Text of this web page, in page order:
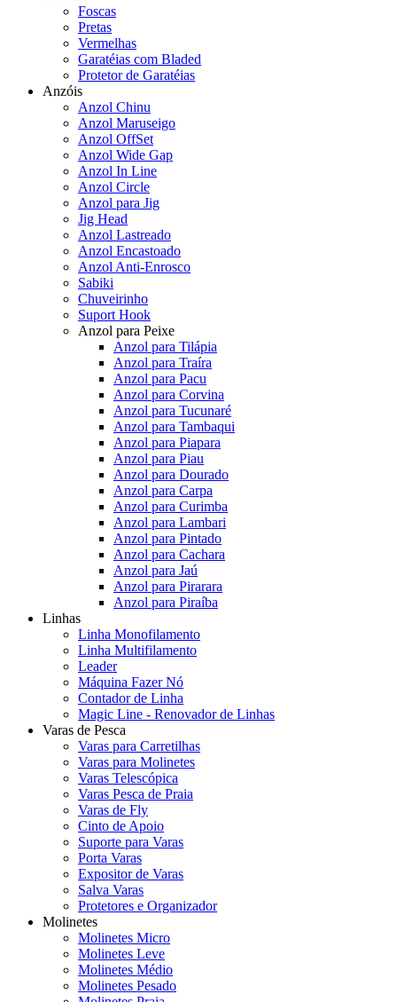
Foscas
Pretas
Vermelhas
Garatéias com Bladed
Protetor de Garatéias
Anzóis
Anzol Chinu
Anzol Maruseigo
Anzol OffSet
Anzol Wide Gap
Anzol In Line
Anzol Circle
Anzol para Jig
Jig Head
Anzol Lastreado
Anzol Encastoado
Anzol Anti-Enrosco
Sabiki
Chuveirinho
Suport Hook
Anzol para Peixe
Anzol para Tilápia
Anzol para Traíra
Anzol para Pacu
Anzol para Corvina
Anzol para Tucunaré
Anzol para Tambaqui
Anzol para Piapara
Anzol para Piau
Anzol para Dourado
Anzol para Carpa
Anzol para Curimba
Anzol para Lambari
Anzol para Pintado
Anzol para Cachara
Anzol para Jaú
Anzol para Pirarara
Anzol para Piraíba
Linhas
Linha Monofilamento
Linha Multifilamento
Leader
Máquina Fazer Nó
Contador de Linha
Magic Line - Renovador de Linhas
Varas de Pesca
Varas para Carretilhas
Varas para Molinetes
Varas Telescópica
Varas Pesca de Praia
Varas de Fly
Cinto de Apoio
Suporte para Varas
Porta Varas
Expositor de Varas
Salva Varas
Protetores e Organizador
Molinetes
Molinetes Micro
Molinetes Leve
Molinetes Médio
Molinetes Pesado